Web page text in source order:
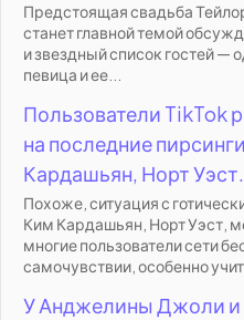
Предстоящая свадьба
станет главной темой
и звездный список гостей —
певица и ее...
Пользователи TikTok
на последние
Кардашьян, Норт Уэст.
Похоже, ситуация с
Ким Кардашьян, Норт Уэст,
многие пользователи сети
самочувствии, особенно
У Анджелины Джоли и